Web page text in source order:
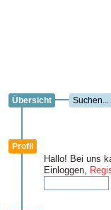
Übersicht
Profil
Hallo! Bei uns
Einloggen,